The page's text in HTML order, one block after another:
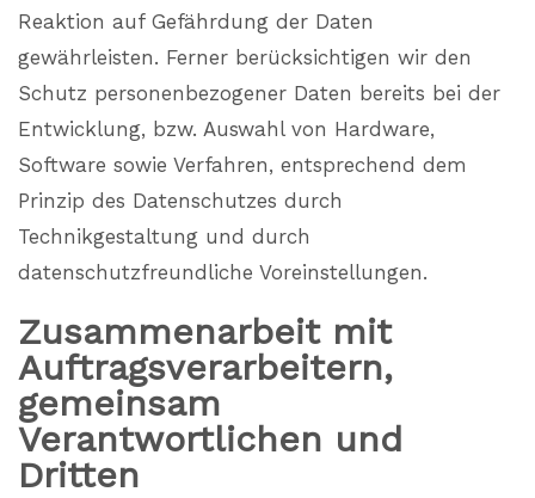
Reaktion auf Gefährdung der Daten
gewährleisten. Ferner berücksichtigen wir den
Schutz personenbezogener Daten bereits bei der
Entwicklung, bzw. Auswahl von Hardware,
Software sowie Verfahren, entsprechend dem
Prinzip des Datenschutzes durch
Technikgestaltung und durch
datenschutzfreundliche Voreinstellungen.
Zusammenarbeit mit
Auftragsverarbeitern,
gemeinsam
Verantwortlichen und
Dritten